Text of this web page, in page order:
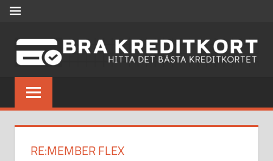
Hoppa
innehåll
MENU
KREDITKORT
Jämför
olika
kreditkort
och
bästaRE:MEMBER FLEX